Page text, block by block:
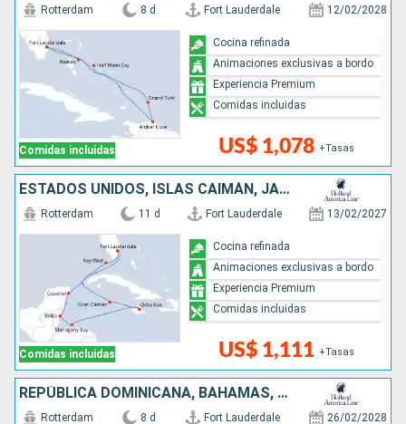
Comidas incluidas
Rotterdam 8 d Fort Lauderdale 12/02/2028
US$ 1,078 +Tasas
Cocina refinada
Animaciones exclusivas a bordo
Experiencia Premium
Comidas incluidas
ESTADOS UNIDOS, ISLAS CAIMÁN, JAMAICA, HONDURAS, BELICE, MÉXICO
Comidas incluidas
Rotterdam 11 d Fort Lauderdale 13/02/2027
US$ 1,111 +Tasas
Cocina refinada
Animaciones exclusivas a bordo
Experiencia Premium
Comidas incluidas
REPÚBLICA DOMINICANA, BAHAMAS, ESTADOS UNIDOS
Rotterdam 8 d Fort Lauderdale 26/02/2028